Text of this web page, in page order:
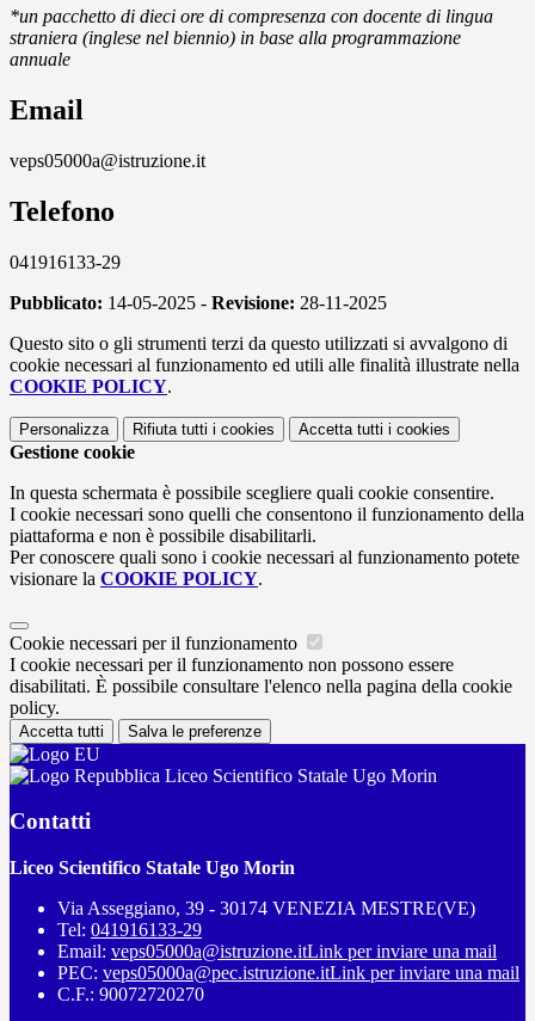
*un pacchetto di dieci ore di compresenza con docente di lingua
straniera (inglese nel biennio) in base alla programmazione
annuale
Email
veps05000a@istruzione.it
Telefono
041916133-29
Pubblicato: 14-05-2025 - Revisione: 28-11-2025
Questo sito o gli strumenti terzi da questo utilizzati si avvalgono di
cookie necessari al funzionamento ed utili alle finalità illustrate nella
COOKIE POLICY.
Personalizza Rifiuta tutti i cookies Accetta tutti i cookies
Gestione cookie
In questa schermata è possibile scegliere quali cookie consentire.
I cookie necessari sono quelli che consentono il funzionamento della
piattaforma e non è possibile disabilitarli.
Per conoscere quali sono i cookie necessari al funzionamento potete
visionare la COOKIE POLICY.
Cookie necessari per il funzionamento
I cookie necessari per il funzionamento non possono essere
disabilitati. È possibile consultare l'elenco nella pagina della cookie
policy.
Accetta tutti Salva le preferenze
Liceo Scientifico Statale Ugo Morin
Contatti
Liceo Scientifico Statale Ugo Morin
Via Asseggiano, 39 - 30174 VENEZIA MESTRE(VE)
Tel: 041916133-29
Email: veps05000a@istruzione.itLink per inviare una mail
PEC: veps05000a@pec.istruzione.itLink per inviare una mail
C.F.: 90072720270